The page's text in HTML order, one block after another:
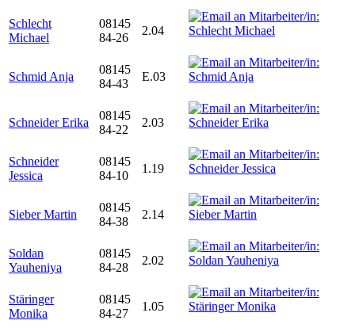
Schlecht
Michael
08145
84-26
2.04
Schmid Anja
08145
84-43
E.03
Schneider Erika
08145
84-22
2.03
Schneider
Jessica
08145
84-10
1.19
Sieber Martin
08145
84-38
2.14
Soldan
Yauheniya
08145
84-28
2.02
Stäringer
Monika
08145
84-27
1.05